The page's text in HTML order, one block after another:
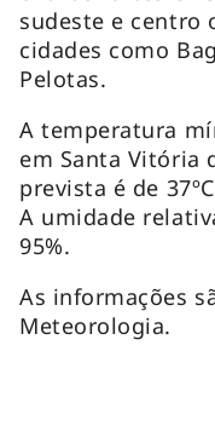
sudeste e centro
cidades como
Pelotas.
A temperatura
em Santa Vitória
prevista é de
A umidade
95%.
As informações
Meteorologia.